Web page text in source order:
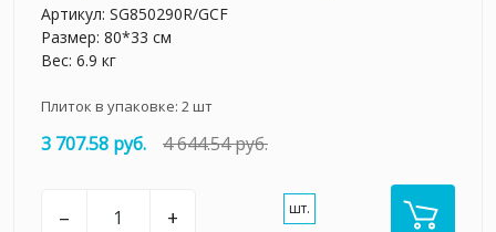
Артикул: SG850290R/GCF
Размер: 80*33 см
Вес: 6.9 кг
Плиток в упаковке: 2шт
3 707.58 руб. 4 644.54 руб.
– + шт.